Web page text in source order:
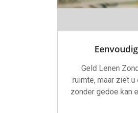
Geld Lenen
ruimte, maar ziet
zonder gedoe kan